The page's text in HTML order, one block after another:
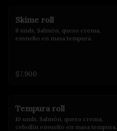
Skime roll
8 unds, Salmón, queso crema,
envuelto en masa tempura.
$7.900
Tempura roll
10 unds, Salmón, queso crema,
cebollin envuelto en masa tempura.